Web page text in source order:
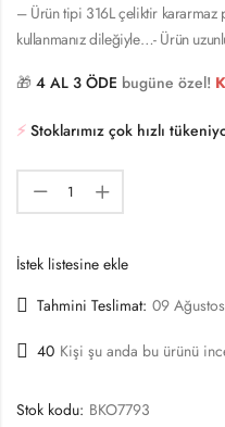
– Ürün tipi 316L çeliktir kararmaz
kullanmanız dileğiyle…- Ürün
🎁 4 AL 3 ÖDE bugüne özel!
⚡️ Stoklarımız çok hızlı
İstek listesine ekle
Tahmini Teslimat: 09
40 Kişi şu anda bu ürünü
Stok kodu: BKO7793